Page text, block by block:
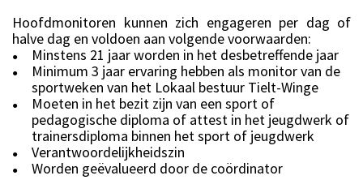
Hoofdmonitoren kunnen zich engageren per dag of
halve dag en voldoen aan volgende voorwaarden:
● Minstens 21 jaar worden in het desbetreffende jaar
●
Minimum 3 jaar ervaring hebben als monitor van de
sportweken van het Lokaal bestuur Tielt-Winge
●
Moeten in het bezit zijn van een sport of
pedagogische diploma of attest in het jeugdwerk of
trainersdiploma binnen het sport of jeugdwerk
● Verantwoordelijkheidszin
●
Worden geëvalueerd door de coördinator